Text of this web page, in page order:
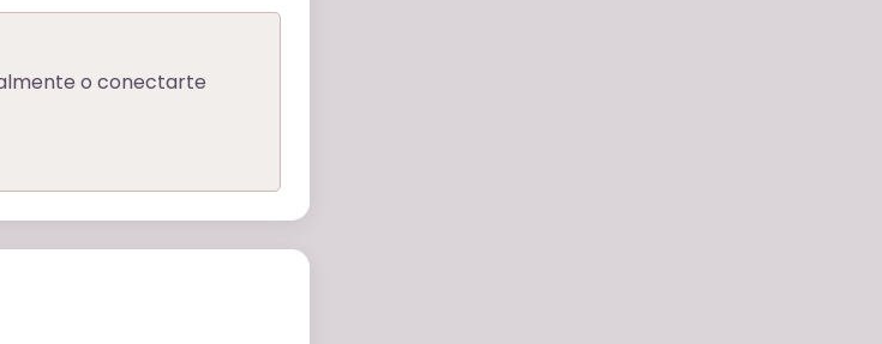
o conectarte